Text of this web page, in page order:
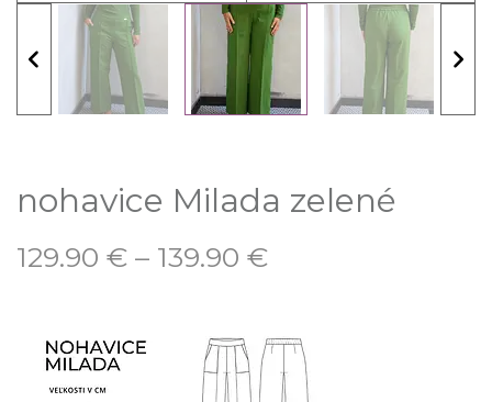
nohavice Milada zelené
129.90 € – 139.90 €